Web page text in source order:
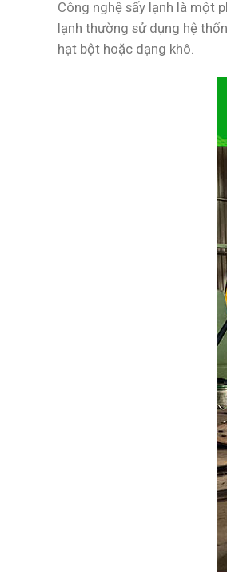
Công nghệ sấy lạnh là một
lạnh thường sử dụng hệ
hạt bột hoặc dạng khô.